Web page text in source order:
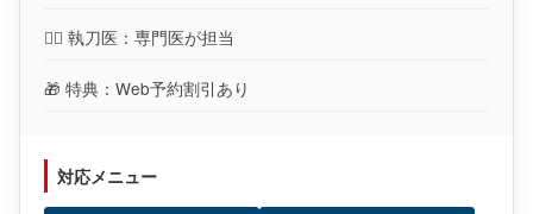
👨‍⚕️ 執刀医：専門医が担当
🎁 特典：Web予約割引あり
対応メニュー